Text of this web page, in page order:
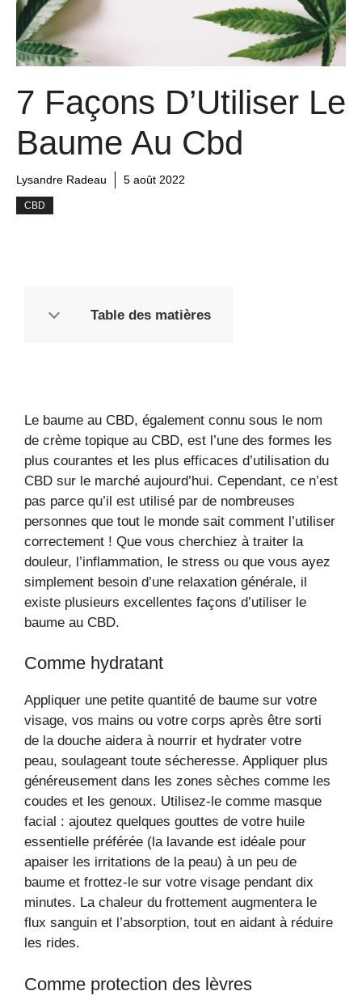
7 Façons D’Utiliser Le
Baume Au Cbd
Lysandre Radeau 5 août 2022
CBD
Table des matières
Le baume au CBD, également connu sous le nom
de crème topique au CBD, est l’une des formes les
plus courantes et les plus efficaces d’utilisation du
CBD sur le marché aujourd’hui. Cependant, ce n’est
pas parce qu’il est utilisé par de nombreuses
personnes que tout le monde sait comment l’utiliser
correctement ! Que vous cherchiez à traiter la
douleur, l’inflammation, le stress ou que vous ayez
simplement besoin d’une relaxation générale, il
existe plusieurs excellentes façons d’utiliser le
baume au CBD.
Comme hydratant
Appliquer une petite quantité de baume sur votre
visage, vos mains ou votre corps après être sorti
de la douche aidera à nourrir et hydrater votre
peau, soulageant toute sécheresse. Appliquer plus
généreusement dans les zones sèches comme les
coudes et les genoux. Utilisez-le comme masque
facial : ajoutez quelques gouttes de votre huile
essentielle préférée (la lavande est idéale pour
apaiser les irritations de la peau) à un peu de
baume et frottez-le sur votre visage pendant dix
minutes. La chaleur du frottement augmentera le
flux sanguin et l’absorption, tout en aidant à réduire
les rides.
Comme protection des lèvres